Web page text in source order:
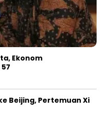
Ekonom
Beijing, Pertemuan Xi